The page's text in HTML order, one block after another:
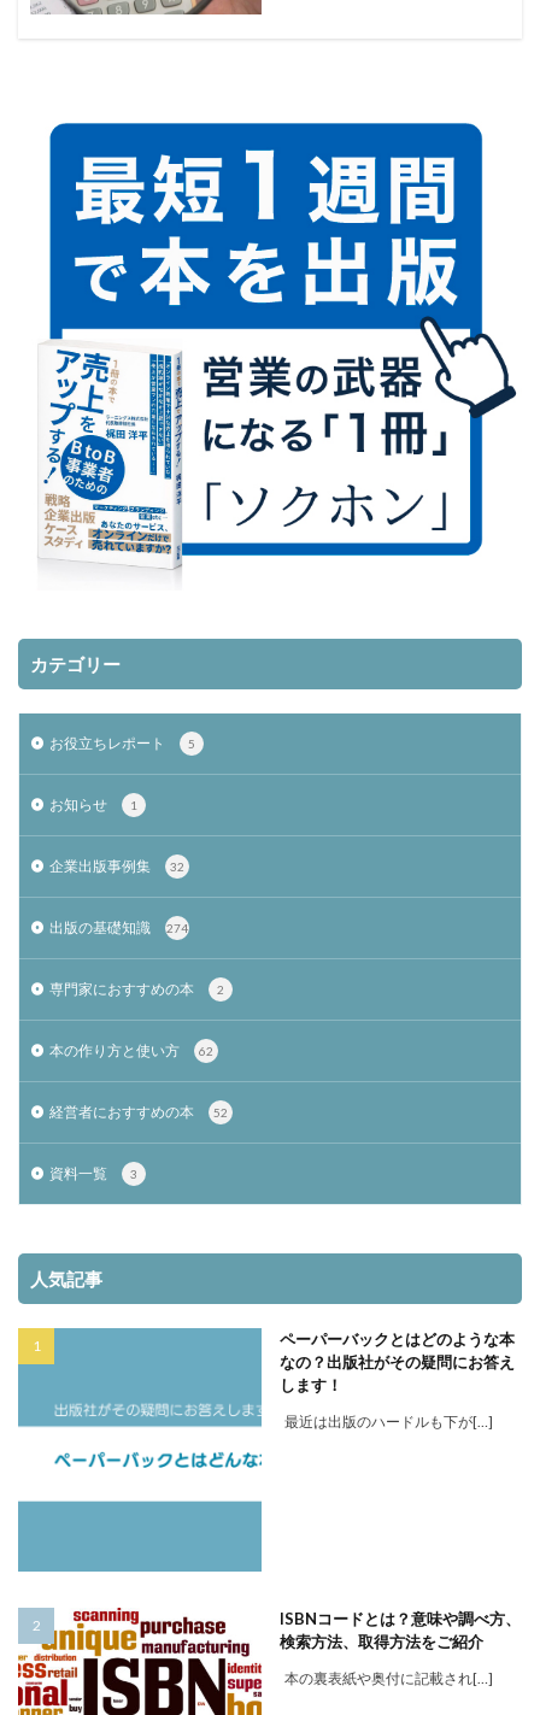
カテゴリー
お役立ちレポート 5
お知らせ 1
企業出版事例集 32
出版の基礎知識 274
専門家におすすめの本 2
本の作り方と使い方 62
経営者におすすめの本 52
資料一覧 3
人気記事
ペーパーバックとはどのような本
なの？出版社がその疑問にお答え
します！
最近は出版のハードルも下が[…]
ISBNコードとは？意味や調べ方、
検索方法、取得方法をご紹介
本の裏表紙や奥付に記載され[…]